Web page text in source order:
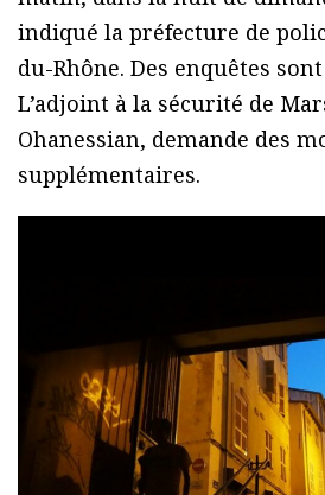
indiqué la préfecture de
du-Rhône. Des enquêtes
L’adjoint à la sécurité de
Ohanessian, demande des
supplémentaires.